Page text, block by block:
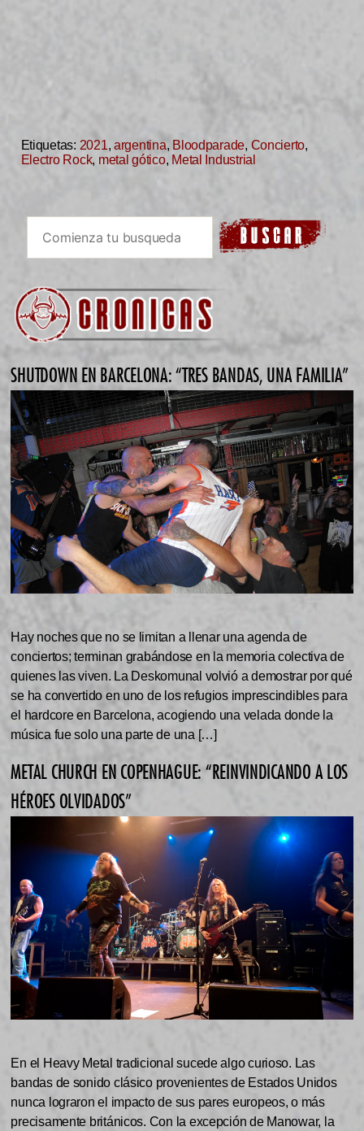
Etiquetas: 2021, argentina, Bloodparade, Concierto,
Electro Rock, metal gótico, Metal Industrial
SHUTDOWN EN BARCELONA: “TRES BANDAS, UNA FAMILIA”
Hay noches que no se limitan a llenar una agenda de
conciertos; terminan grabándose en la memoria colectiva de
quienes las viven. La Deskomunal volvió a demostrar por qué
se ha convertido en uno de los refugios imprescindibles para
el hardcore en Barcelona, acogiendo una velada donde la
música fue solo una parte de una […]
METAL CHURCH EN COPENHAGUE: “REINVINDICANDO A LOS
HÉROES OLVIDADOS”
En el Heavy Metal tradicional sucede algo curioso. Las
bandas de sonido clásico provenientes de Estados Unidos
nunca lograron el impacto de sus pares europeos, o más
precisamente británicos. Con la excepción de Manowar, la